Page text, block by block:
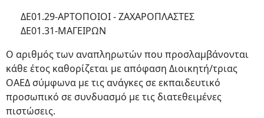
ΔΕ01.29-ΑΡΤΟΠΟΙΟΙ - ΖΑΧΑΡΟΠΛΑΣΤΕΣ
ΔΕ01.31-ΜΑΓΕΙΡΩΝ
Ο αριθμός των αναπληρωτών που προσλαμβάνονται
κάθε έτος καθορίζεται με απόφαση Διοικητή/τριας
ΟΑΕΔ σύμφωνα με τις ανάγκες σε εκπαιδευτικό
προσωπικό σε συνδυασμό με τις διατεθειμένες
πιστώσεις.